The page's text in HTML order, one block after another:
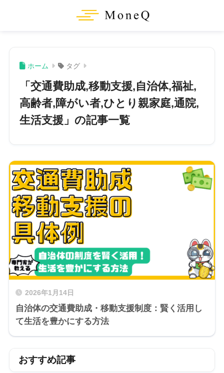
ホーム タグ
「交通費助成,移動支援,自治体,福祉,
高齢者,障がい者,ひとり親家庭,通院,
生活支援」の記事一覧
2026年1月14日
自治体の交通費助成・移動支援制度：賢く活用し
て生活を豊かにする方法
おすすめ記事